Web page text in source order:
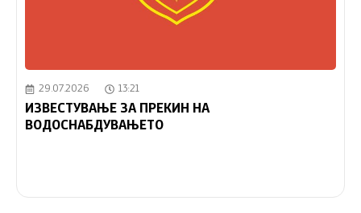
29.07.2026 13:21
ИЗВЕСТУВАЊЕ ЗА ПРЕКИН НА
ВОДОСНАБДУВАЊЕТО